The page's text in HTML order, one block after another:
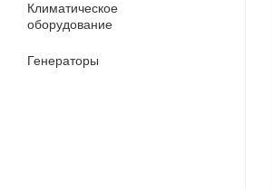
Климатическое
оборудование
Генераторы